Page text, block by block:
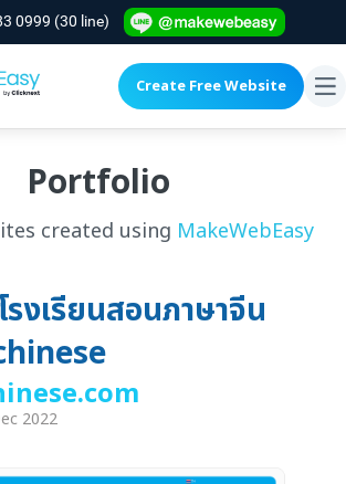
0999 (30 line)
Create Free Website
Portfolio
created using MakeWebEasy
รงเรียนสอนภาษาจีน
2022